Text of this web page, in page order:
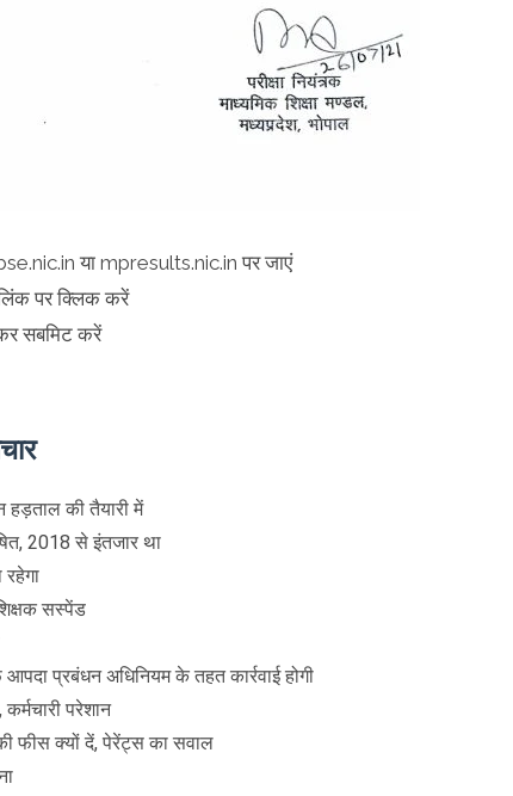
या mpresults.nic.in पर जाएं
पर क्लिक करें
सबमिट करें
की तैयारी में
2018 से इंतजार था
सस्पेंड
प्रबंधन अधिनियम के तहत कार्रवाई होगी
परेशान
फीस क्यों दें, पेरेंट्स का सवाल